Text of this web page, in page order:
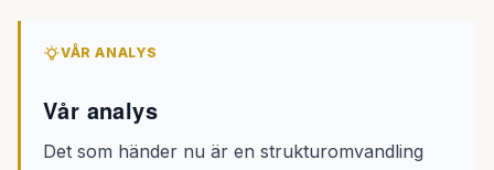
VÅR ANALYS
Vår analys
Det som händer nu är en strukturomvandling